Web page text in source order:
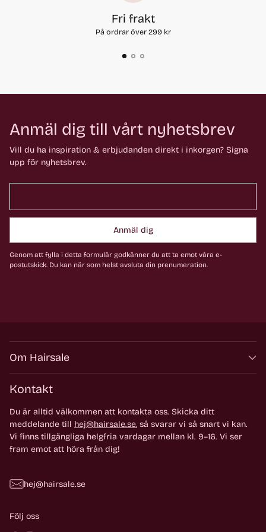
Fri frakt
På ordrar över 299 kr
Anmäl dig till vårt nyhetsbrev
Vill du ha inspiration & erbjudanden direkt i inkorgen? Signa
upp för nyhetsbrev.
Anmäl dig
Genom att fylla i detta formulär godkänner du att ta emot våra e-
postutskick. Du kan när som helst avsluta din prenumeration.
Om Hairsale
Kontakt
Du är alltid välkommen att kontakta oss. Skicka ditt
meddelande till hej@hairsale.se, så svarar vi så snart vi kan.
Vi finns tillgängliga helgfria vardagar mellan kl. 9–16. Vi ser
fram emot att höra från dig!
hej@hairsale.se
Följ oss